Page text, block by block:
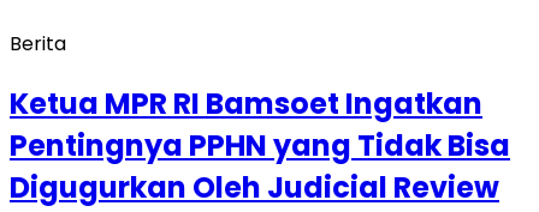
Berita
Ketua MPR RI Bamsoet Ingatkan
Pentingnya PPHN yang Tidak Bisa
Digugurkan Oleh Judicial Review